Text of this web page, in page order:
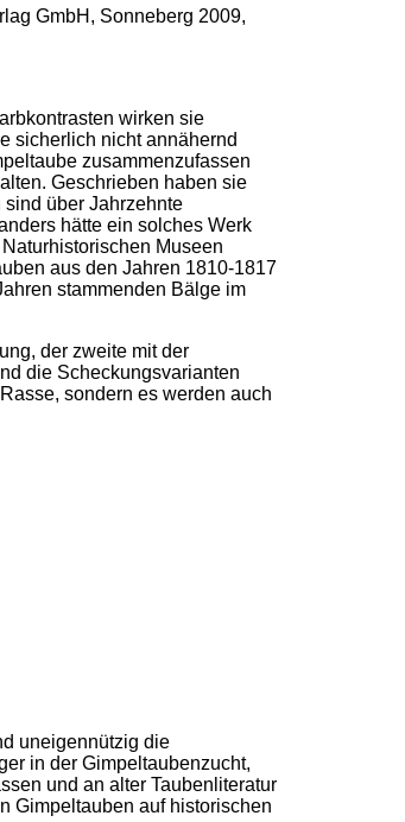
GmbH, Sonneberg 2009,
wirken sie
sicherlich nicht annähernd
zusammenzufassen
Geschrieben haben sie
über Jahrzehnte
hätte ein solches Werk
Museen
aus den Jahren 1810-1817
stammenden Bälge im
der zweite mit der
die Scheckungsvarianten
sondern es werden auch
uneigennützig die
in der Gimpeltaubenzucht,
und an alter Taubenliteratur
Gimpeltauben auf historischen